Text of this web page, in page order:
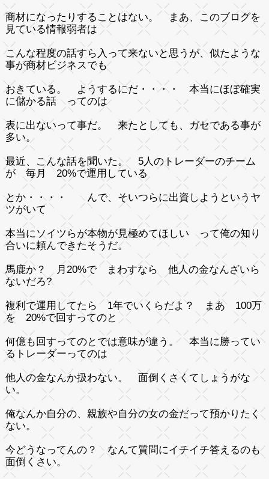
商材になったりすることはない。 まあ、このブログを
見ている情報弱者は
こんな程度の話すら入って来ないと思うが、似たような
事が商材ビジネスでも
おきている。 ようするにだ・・・・ 本当にほぼ確実
に儲かる話 ってのは
表に出ないって事だ。 来たとしても、ガセである事が
多い。
最近、こんな話を聞いた。 5人のトレーダーのチーム
が 毎月 20%で運用している
とか・・・・ んで、そいつらに出資しようというヤ
ツがいて
本当にソイツらが本物が見極めてほしい って俺の知り
合いに頼んできたそうだ。
馬鹿か？ 月20%で まわすなら 他人の金なんざいら
ないだろ?
複利で運用してたら 1年でいくらだよ？ まあ 100万
を 20%で回すってのと
何億も回すってのとでは意味が違う。 本当に勝ってい
るトレーダーってのは
他人の金なんか扱わない。 面倒くさくてしょうがな
い。
俺なんか自分の、親族や自分の女の金だって預かりたく
ない。
今どうなってんの？ なんて質問にイチイチ答えるのも
面倒くさい。